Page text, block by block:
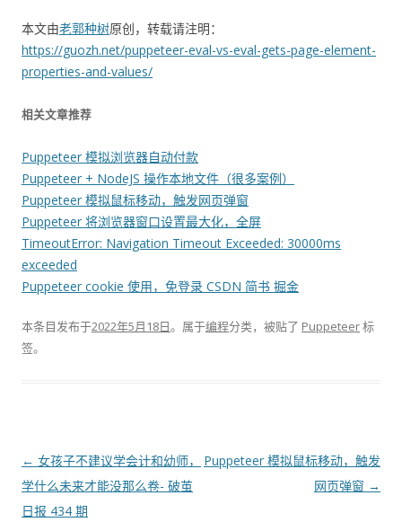
本文由老郭种树原创，转载请注明：
https://guozh.net/puppeteer-eval-vs-eval-gets-page-element-
properties-and-values/
相关文章推荐
Puppeteer 模拟浏览器自动付款
Puppeteer + NodeJS 操作本地文件（很多案例）
Puppeteer 模拟鼠标移动，触发网页弹窗
Puppeteer 将浏览器窗口设置最大化，全屏
TimeoutError: Navigation Timeout Exceeded: 30000ms
exceeded
Puppeteer cookie 使用，免登录 CSDN 简书 掘金
本条目发布于2022年5月18日。属于编程分类，被贴了 Puppeteer标
签。
文
章
导
← 女孩子不建议学会计和幼师，
学什么未来才能没那么卷- 破茧
日报 434 期
Puppeteer 模拟鼠标移动，触发
网页弹窗 →